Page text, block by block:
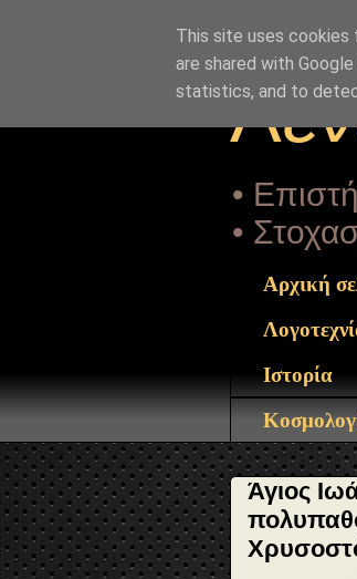
endoxoteros-kai-polygrafotatos-agios-
•
•
Αρχική
Ιστορία
Άγιος
This site uses cookies
are shared with
statistics, and to